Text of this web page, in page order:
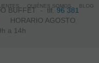
BUFFET -tlf.96 381
HORARIO AGOSTO
a 14h
QUIÉNES SOMOS BLOG